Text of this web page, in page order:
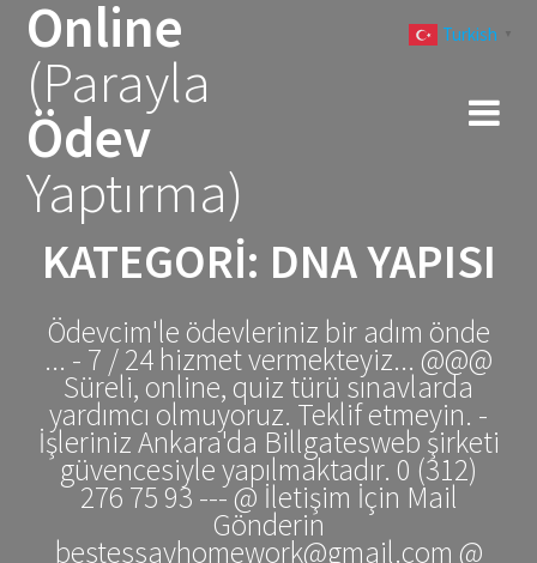
Online
(Parayla
Ödev
Yaptırma)
KATEGORI: DNA YAPISI
Ödevcim'le ödevleriniz bir adım önde
... - 7 / 24 hizmet vermekteyiz... @@@
Süreli, online, quiz türü sınavlarda
yardımcı olmuyoruz. Teklif etmeyin. -
İşleriniz Ankara'da Billgatesweb şirketi
güvencesiyle yapılmaktadır. 0 (312)
276 75 93 --- @ İletişim İçin Mail
Gönderin
bestessayhomework@gmail.com @
Turkish ▼